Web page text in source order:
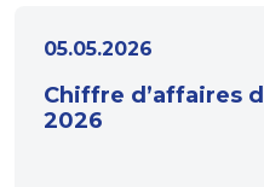
05.05.2026
Chiffre d’affaires
2026